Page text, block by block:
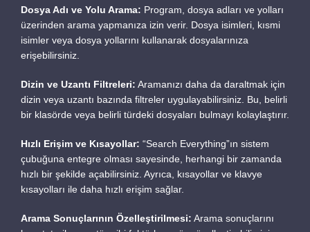
Hizmetler
Markalar
Müzisyenler ve Gruplar
Nasıl Yapılır
Nedir
Oyunlar
Programlar
Siteler
Sorunlar
Temalar
oguzhan@serdenci.com
Özgeçmiş ve Portfolyo
Dosya Adı ve Yolu Arama: Program, dosya adları ve yolları
üzerinden arama yapmanıza izin verir. Dosya isimleri, kısmi
isimler veya dosya yollarını kullanarak dosyalarınıza
erişebilirsiniz.
Dizin ve Uzantı Filtreleri: Aramanızı daha da daraltmak için
dizin veya uzantı bazında filtreler uygulayabilirsiniz. Bu, belirli
bir klasörde veya belirli türdeki dosyaları bulmayı kolaylaştırır.
Hızlı Erişim ve Kısayollar: “Search Everything”ın sistem
çubuğuna entegre olması sayesinde, herhangi bir zamanda
hızlı bir şekilde açabilirsiniz. Ayrıca, kısayollar ve klavye
kısayolları ile daha hızlı erişim sağlar.
Arama Sonuçlarının Özelleştirilmesi: Arama sonuçlarını